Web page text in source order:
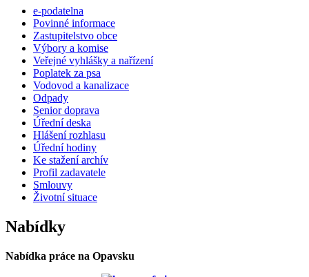
e-podatelna
Povinné informace
Zastupitelstvo obce
Výbory a komise
Veřejné vyhlášky a nařízení
Poplatek za psa
Vodovod a kanalizace
Odpady
Senior doprava
Úřední deska
Hlášení rozhlasu
Úřední hodiny
Ke stažení archív
Profil zadavatele
Smlouvy
Životní situace
Nabídky
Nabídka práce na Opavsku